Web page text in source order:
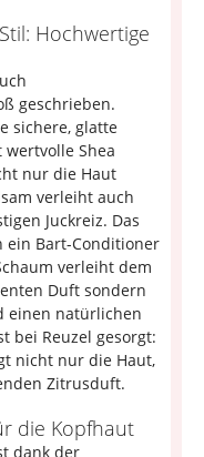
Hochwertige
geschrieben.
sichere, glatte
wertvolle Shea
nur die Haut
verleiht auch
Juckreiz. Das
ein Bart-Conditioner
verleiht dem
Duft sondern
einen natürlichen
bei Reuzel gesorgt:
nicht nur die Haut,
Zitrusduft.
die Kopfhaut
dank der